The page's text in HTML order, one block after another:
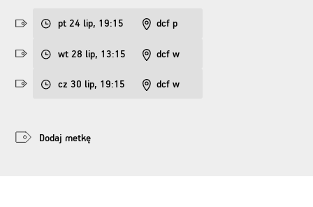
pt 24 lip, 19:15 dcf p
wt 28 lip, 13:15 dcf w
cz 30 lip, 19:15 dcf w
Dodaj metkę